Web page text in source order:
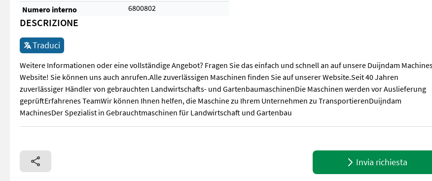
Numero interno
6800802
DESCRIZIONE
Traduci
Weitere Informationen oder eine vollständige Angebot? Fragen Sie das einfach und schnell an auf unsere Duijndam
Website! Sie können uns auch anrufen.Alle zuverlässigen Maschinen finden Sie auf unserer Website.Seit 40 Jahren
zuverlässiger Händler von gebrauchten Landwirtschafts- und GartenbaumaschinenDie Maschinen werden vor Auslieferung
geprüftErfahrenes TeamWir können Ihnen helfen, die Maschine zu Ihrem Unternehmen zu TransportierenDuijndam
MachinesDer Spezialist in Gebrauchtmaschinen für Landwirtschaft und Gartenbau
Weitere Informationen oder eine vollständige Angebot? Fragen Sie das einfach und schnell an auf unsere Duijndam
Invia richiesta